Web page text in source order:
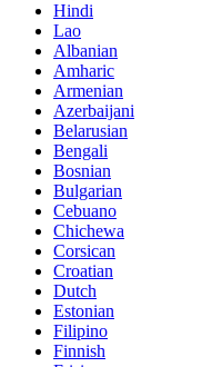
Hindi
Lao
Albanian
Amharic
Armenian
Azerbaijani
Belarusian
Bengali
Bosnian
Bulgarian
Cebuano
Chichewa
Corsican
Croatian
Dutch
Estonian
Filipino
Finnish